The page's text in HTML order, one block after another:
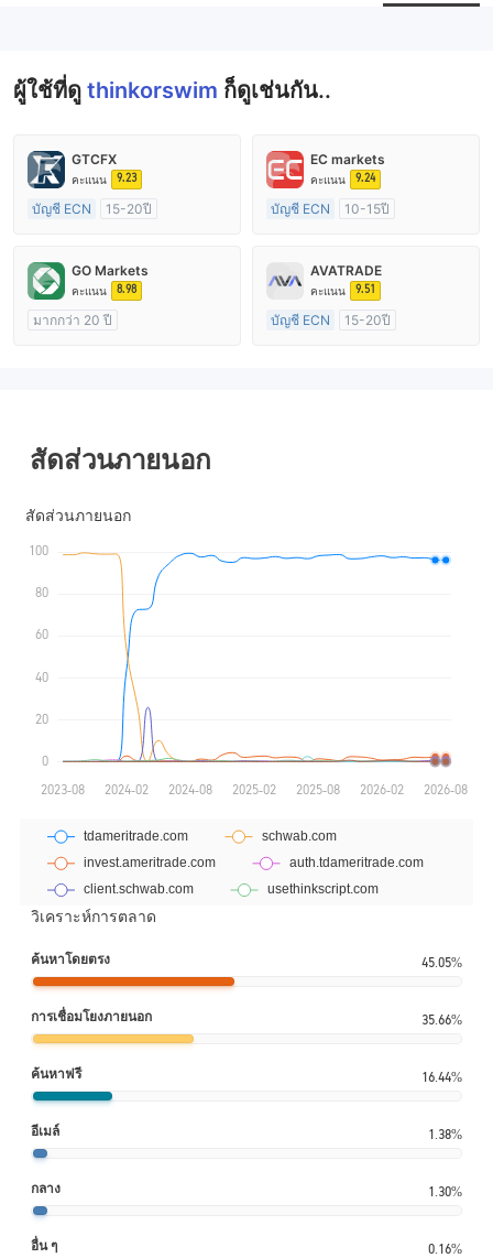
ผู้ใช้ที่ดู thinkorswim ก็ดูเช่นกัน..
GTCFX
คะแนน 9.23
บัญชี ECN
15-20ปี
ใบอนุญาต MT4 แบบเต็ม
EC markets
คะแนน 9.24
บัญชี ECN
10-15ปี
ใบอนุญาต MT4 แบบเต็ม
GO Markets
คะแนน 8.98
มากกว่า 20 ปี
AVATRADE
คะแนน 9.51
บัญชี ECN
15-20ปี
สัดส่วนภายนอก
วิเคราะห์การตลาด
ค้นหาโดยตรง 45.05%
การเชื่อมโยงภายนอก 35.66%
ค้นหาฟรี 16.44%
อีเมล์ 1.38%
กลาง 1.30%
อื่น ๆ 0.16%